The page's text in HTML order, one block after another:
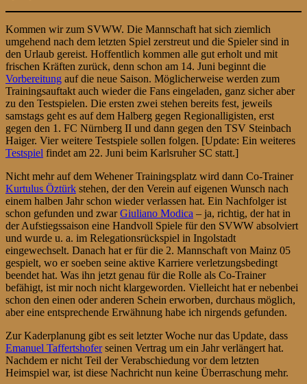
Kommen wir zum SVWW. Die Mannschaft hat sich ziemlich
umgehend nach dem letzten Spiel zerstreut und die Spieler sind in
den Urlaub gereist. Hoffentlich kommen alle gut erholt und mit
frischen Kräften zurück, denn schon am 14. Juni beginnt die
Vorbereitung auf die neue Saison. Möglicherweise werden zum
Trainingsauftakt auch wieder die Fans eingeladen, ganz sicher aber
zu den Testspielen. Die ersten zwei stehen bereits fest, jeweils
samstags geht es auf dem Halberg gegen Regionalligisten, erst
gegen den 1. FC Nürnberg II und dann gegen den TSV Steinbach
Haiger. Vier weitere Testspiele sollen folgen. [Update: Ein weiteres
Testspiel findet am 22. Juni beim Karlsruher SC statt.]
Nicht mehr auf dem Wehener Trainingsplatz wird dann Co-Trainer
Kurtulus Öztürk stehen, der den Verein auf eigenen Wunsch nach
einem halben Jahr schon wieder verlassen hat. Ein Nachfolger ist
schon gefunden und zwarGiuliano Modica – ja, richtig, der hat in
der Aufstiegssaison eine Handvoll Spiele für den SVWW absolviert
und wurde u. a. im Relegationsrückspiel in Ingolstadt
eingewechselt. Danach hat er für die 2. Mannschaft von Mainz 05
gespielt, wo er soeben seine aktive Karriere verletzungsbedingt
beendet hat. Was ihn jetzt genau für die Rolle als Co-Trainer
befähigt, ist mir noch nicht klargeworden. Vielleicht hat er nebenbei
schon den einen oder anderen Schein erworben, durchaus möglich,
aber eine entsprechende Erwähnung habe ich nirgends gefunden.
Zur Kaderplanung gibt es seit letzter Woche nur das Update, dass
Emanuel Taffertshoferseinen Vertrag um ein Jahr verlängert hat.
Nachdem er nicht Teil der Verabschiedung vor dem letzten
Heimspiel war, ist diese Nachricht nun keine Überraschung mehr.